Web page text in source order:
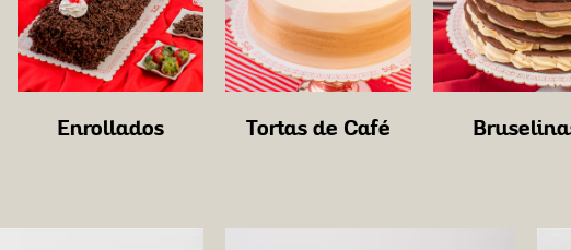
Enrollados Tortas de Café